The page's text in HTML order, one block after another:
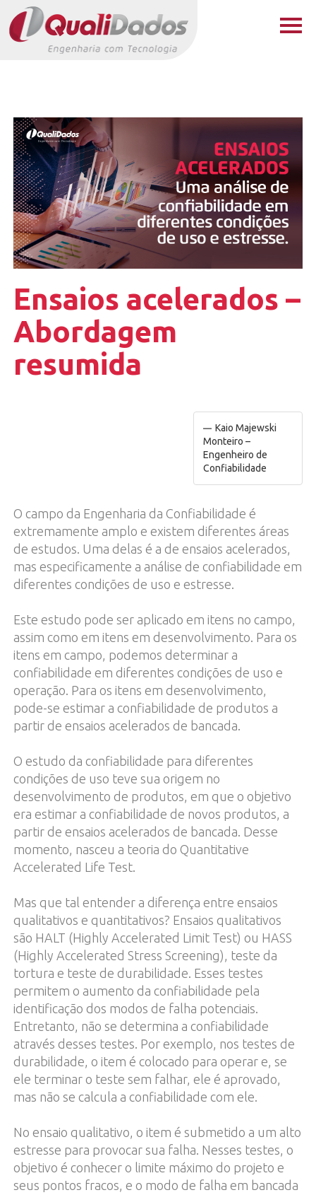
Ensaios acelerados –
Abordagem
resumida
Kaio Majewski
Monteiro –
Engenheiro de
Confiabilidade
O campo da Engenharia da Confiabilidade é
extremamente amplo e existem diferentes áreas
de estudos. Uma delas é a de ensaios acelerados,
mas especificamente a análise de confiabilidade em
diferentes condições de uso e estresse.
Este estudo pode ser aplicado em itens no campo,
assim como em itens em desenvolvimento. Para os
itens em campo, podemos determinar a
confiabilidade em diferentes condições de uso e
operação. Para os itens em desenvolvimento,
pode-se estimar a confiabilidade de produtos a
partir de ensaios acelerados de bancada.
O estudo da confiabilidade para diferentes
condições de uso teve sua origem no
desenvolvimento de produtos, em que o objetivo
era estimar a confiabilidade de novos produtos, a
partir de ensaios acelerados de bancada. Desse
momento, nasceu a teoria do Quantitative
Accelerated Life Test.
Mas que tal entender a diferença entre ensaios
qualitativos e quantitativos? Ensaios qualitativos
são HALT (Highly Accelerated Limit Test) ou HASS
(Highly Accelerated Stress Screening), teste da
tortura e teste de durabilidade. Esses testes
permitem o aumento da confiabilidade pela
identificação dos modos de falha potenciais.
Entretanto, não se determina a confiabilidade
através desses testes. Por exemplo, nos testes de
durabilidade, o item é colocado para operar e, se
ele terminar o teste sem falhar, ele é aprovado,
mas não se calcula a confiabilidade com ele.
No ensaio qualitativo, o item é submetido a um alto
estresse para provocar sua falha. Nesses testes, o
objetivo é conhecer o limite máximo do projeto e
seus pontos fracos, e o modo de falha em bancada